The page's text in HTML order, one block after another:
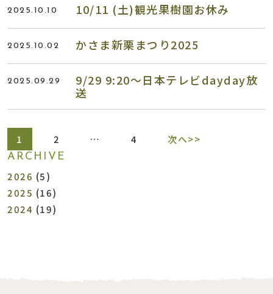
2025.10.10 10/11 (土)観光果樹園お休み
2025.10.02 かさま新栗まつり2025
2025.09.29
9/29 9:20〜日本テレビdayday放
送
1 2 … 4 次へ>>
ARCHIVE
2026 (5)
2025 (16)
2024 (19)